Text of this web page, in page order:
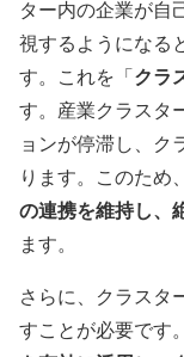
ター内の企業が自
視するようになる
す。これを「 クラ
す。産業クラスタ
ョンが停滞し、ク
ります。このため
の連携を維持し、
ます。
さらに、クラスタ
すことが必要です。